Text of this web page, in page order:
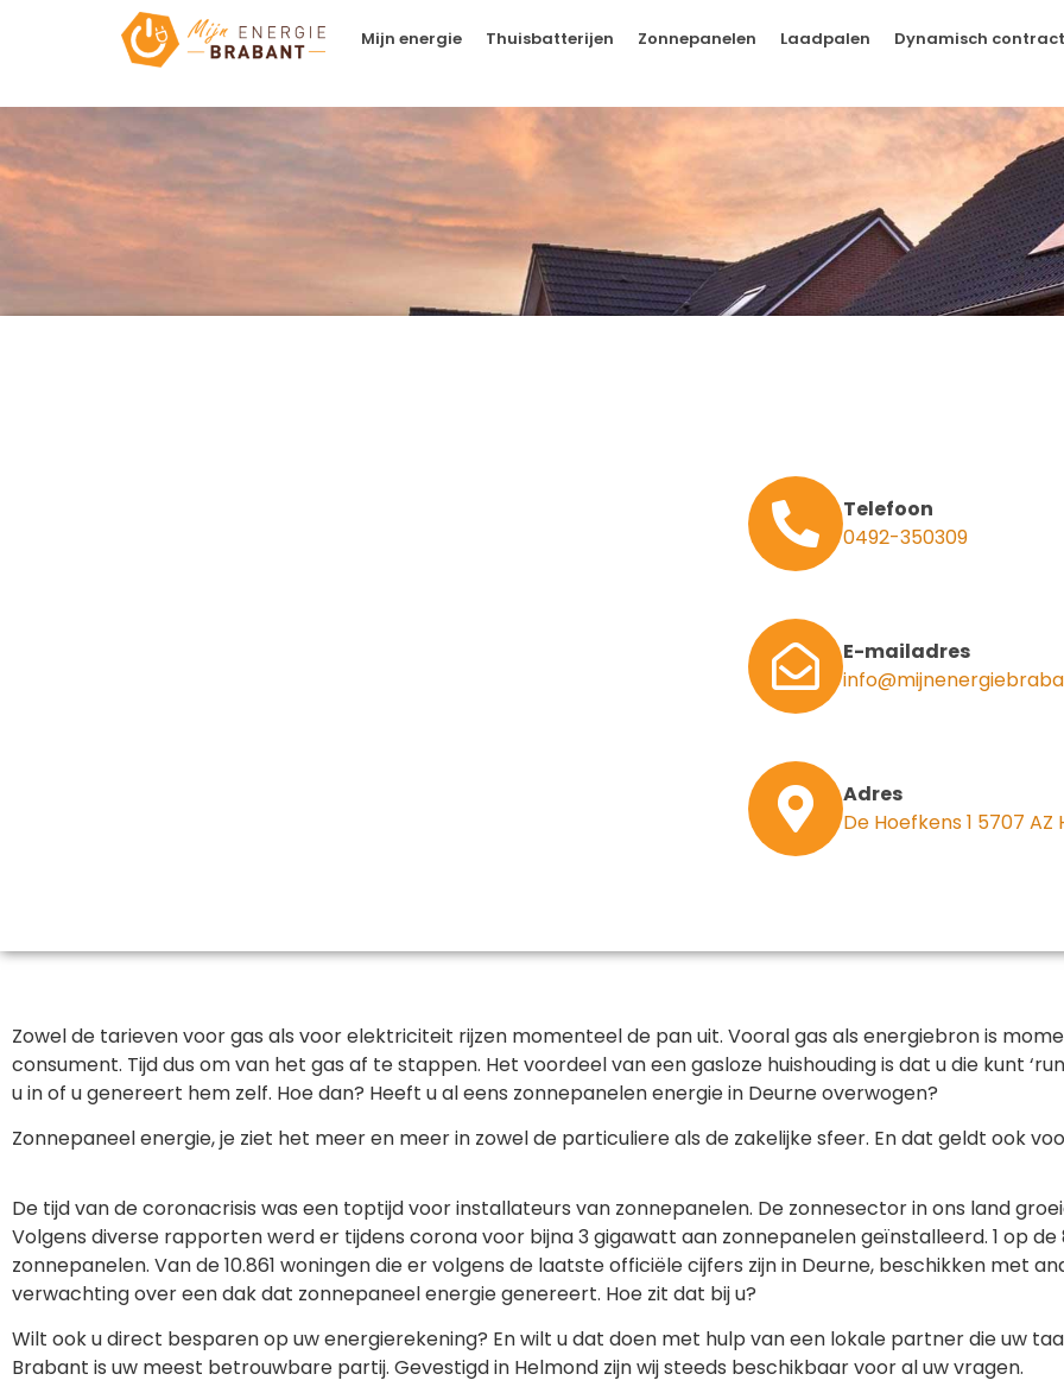
Mijn energie Thuisbatterijen Zonnepanelen Laadpalen Dynamisch contract
Telefoon
0492-350309
E-mailadres
Adres
De Hoefkens 1 5707 AZ
Zowel de tarieven voor gas als voor elektriciteit rijzen momenteel de pan uit. Vooral gas als energiebron is
consument. Tijd dus om van het gas af te stappen. Het voordeel van een gasloze huishouding is dat u die kunt
u in of u genereert hem zelf. Hoe dan? Heeft u al eens zonnepanelen energie in Deurne overwogen?
Zonnepaneel energie, je ziet het meer en meer in zowel de particuliere als de zakelijke sfeer. En dat geldt ook
De tijd van de coronacrisis was een toptijd voor installateurs van zonnepanelen. De zonnesector in ons land
Volgens diverse rapporten werd er tijdens corona voor bijna 3 gigawatt aan zonnepanelen geïnstalleerd. 1 op
zonnepanelen. Van de 10.861 woningen die er volgens de laatste officiële cijfers zijn in Deurne, beschikken met
verwachting over een dak dat zonnepaneel energie genereert. Hoe zit dat bij u?
Wilt ook u direct besparen op uw energierekening? En wilt u dat doen met hulp van een lokale partner die uw
Brabant is uw meest betrouwbare partij. Gevestigd in Helmond zijn wij steeds beschikbaar voor al uw vragen.